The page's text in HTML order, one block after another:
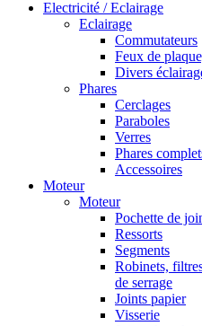
Electricité / Eclairage
Eclairage
Commutateurs
Feux de
Divers
Phares
Cerclages
Paraboles
Verres
Phares
Accessoires
Moteur
Moteur
Pochette de
Ressorts
Segments
Robinets,
de serrage
Joints papier
Visserie